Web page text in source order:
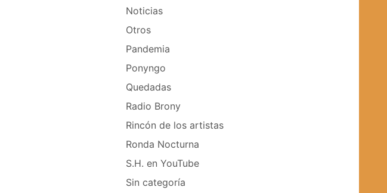
Noticias
Otros
Pandemia
Ponyngo
Quedadas
Radio Brony
Rincón de los artistas
Ronda Nocturna
S.H. en YouTube
Sin categoría